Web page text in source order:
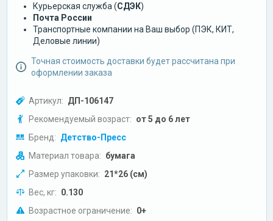
Курьерская служба (СДЭК)
Почта России
Транспортные компании на Ваш выбор (ПЭК, КИТ,
Деловые линии)
Точная стоимость доставки будет рассчитана при
оформлении заказа
Артикул: ДП-106147
Рекомендуемый возраст: от 5 до 6 лет
Бренд: Детство-Пресс
Материал товара: бумага
Размер упаковки: 21*26 (см)
Вес, кг: 0.130
Возрастное ограничение: 0+